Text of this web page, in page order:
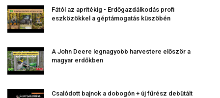
Fától az aprítékig - Erdőgazdálkodás profi
eszközökkel a géptámogatás küszöbén
A John Deere legnagyobb harvestere először a
magyar erdőkben
Csalódott bajnok a dobogón + új fűrész debütált